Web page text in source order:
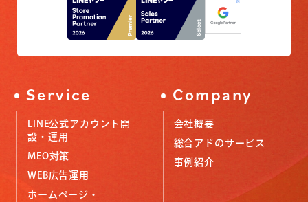
Service
LINE公式アカウント開
設・運用
MEO対策
WEB広告運用
ホームページ・
Company
会社概要
総合アドのサービス
事例紹介